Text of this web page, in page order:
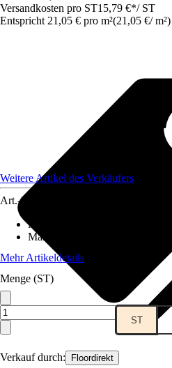
Versandkosten pro ST15,79 €*/ ST
Entspricht 21,05 € pro m²(21,05 €/ m²)
Verkauf durch: Floordirekt
Weitere Artikel des Verkäufers
Art.-Nr.
Material
Maße (BxL)
Mehr Artikeldetails
Menge (ST)
ST